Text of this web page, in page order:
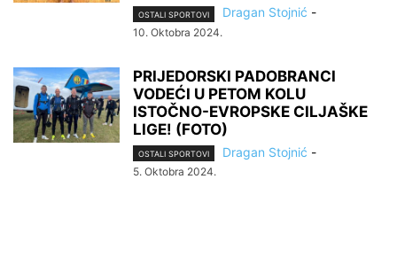
OSTALI SPORTOVI Dragan Stojnić -
10. Oktobra 2024.
PRIJEDORSKI PADOBRANCI
VODEĆI U PETOM KOLU
ISTOČNO-EVROPSKE CILJAŠKE
LIGE! (FOTO)
OSTALI SPORTOVI Dragan Stojnić -
5. Oktobra 2024.